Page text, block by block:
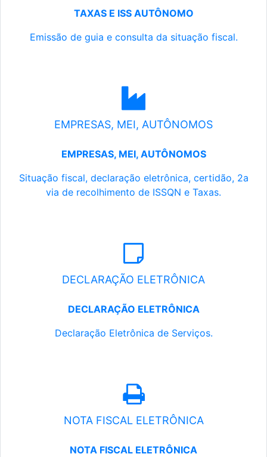
TAXAS E ISS AUTÔNOMO
Emissão de guia e consulta da situação fiscal.
EMPRESAS, MEI, AUTÔNOMOS
EMPRESAS, MEI, AUTÔNOMOS
Situação fiscal, declaração eletrônica, certidão, 2a
via de recolhimento de ISSQN e Taxas.
DECLARAÇÃO ELETRÔNICA
DECLARAÇÃO ELETRÔNICA
Declaração Eletrônica de Serviços.
NOTA FISCAL ELETRÔNICA
NOTA FISCAL ELETRÔNICA